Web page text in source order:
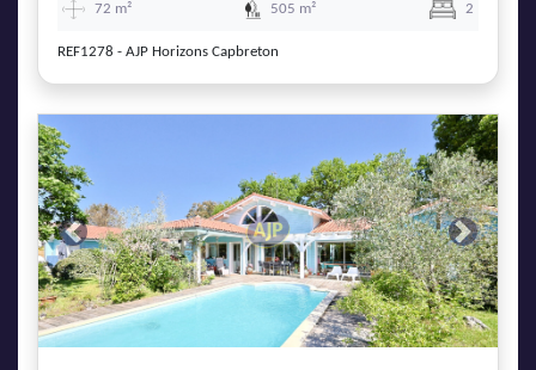
72 m² 505 m² 2
REF1278 - AJP Horizons Capbreton
Previous Next